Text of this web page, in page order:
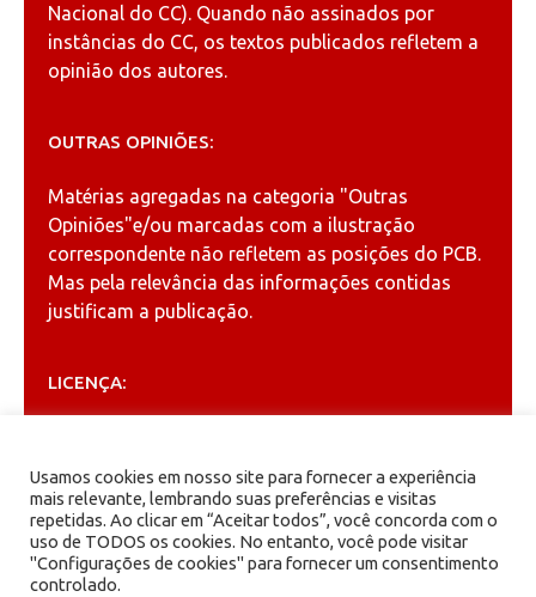
Nacional do CC). Quando não assinados por
instâncias do CC, os textos publicados refletem a
opinião dos autores.
OUTRAS OPINIÕES:
Matérias agregadas na categoria "Outras
Opiniões"e/ou marcadas com a ilustração
correspondente não refletem as posições do PCB.
Mas pela relevância das informações contidas
justificam a publicação.
LICENÇA:
Creative Commons
ARQUIVOS
Arquivos
Usamos cookies em nosso site para fornecer a experiência
mais relevante, lembrando suas preferências e visitas
repetidas. Ao clicar em “Aceitar todos”, você concorda com o
uso de TODOS os cookies. No entanto, você pode visitar
"Configurações de cookies" para fornecer um consentimento
controlado.